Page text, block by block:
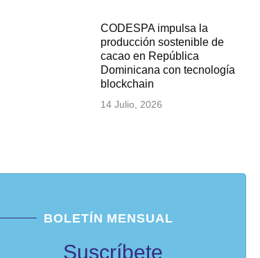
CODESPA impulsa la
producción sostenible de
cacao en República
Dominicana con tecnología
blockchain
14 Julio, 2026
BOLETÍN MENSUAL
Suscríbete